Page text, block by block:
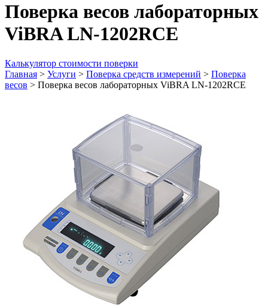
Поверка весов лабораторных
ViBRA LN-1202RCE
Калькулятор стоимости поверки
Главная > Услуги > Поверка средств измерений > Поверка
весов > Поверка весов лабораторных ViBRA LN-1202RCE